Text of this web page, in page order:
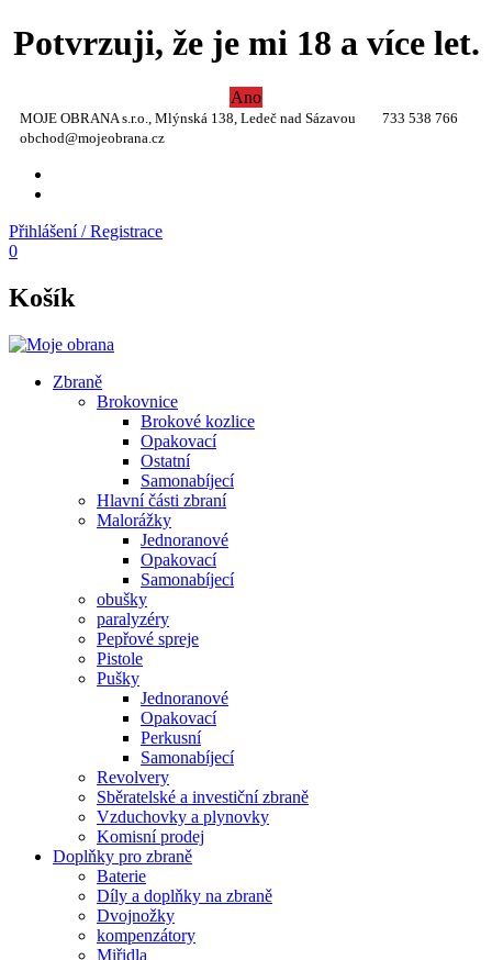
Potvrzuji, že je mi 18 a více let.
Ano
MOJE OBRANA s.r.o., Mlýnská 138, Ledeč nad Sázavou
733 538 766
obchod@mojeobrana.cz
Přihlášení / Registrace
0
Košík
Zbraně
Brokovnice
Brokové kozlice
Opakovací
Ostatní
Samonabíjecí
Hlavní části zbraní
Malorážky
Jednoranové
Opakovací
Samonabíjecí
obušky
paralyzéry
Pepřové spreje
Pistole
Pušky
Jednoranové
Opakovací
Perkusní
Samonabíjecí
Revolvery
Sběratelské a investiční zbraně
Vzduchovky a plynovky
Komisní prodej
Doplňky pro zbraně
Baterie
Díly a doplňky na zbraně
Dvojnožky
kompenzátory
Miřidla